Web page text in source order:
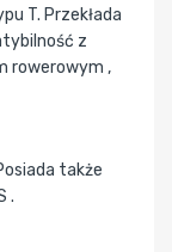
T. Przekłada
z
rowerowym ,
także
.